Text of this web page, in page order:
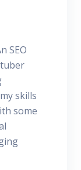
SEO
skills
some